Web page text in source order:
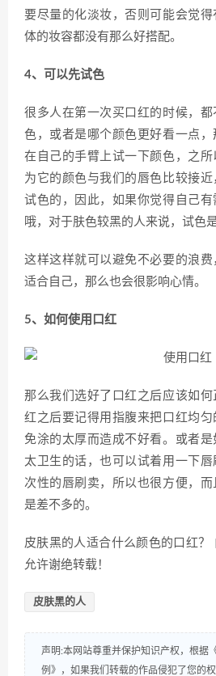
要尽量的化淡妆，否则可能会觉
体的妆容都没有那么好搭配。
4、可以先试色
很多人在第一次买口红的时候，
色，或者是哪个颜色更好看一点
在自己的手臂上试一下颜色，之所
为它的颜色与我们的唇色比较接
试色的，因此，如果你觉得自己
哦，对于肤色较黑的人来说，试色
这样这样就可以避免不必要的浪
适合自己，那么也会很影响心情。
5、如何使用口红
那么我们选好了口红之后应该如何
红之后要记得用指腹来把口红均
免涂的太厚而造成不好看。或者
太卫生的话，也可以试着用一下
次性的唇刷卖，所以也很方便，
是差不多的。
皮肤黑的人适合什么颜色的口红？
允许谢绝转载！
皮肤黑的人
声明:本网站尊重并保护知识产权，根据
例》，如果我们转载的作品侵犯了您的